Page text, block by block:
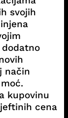
svojih
način
kupovinu
cena